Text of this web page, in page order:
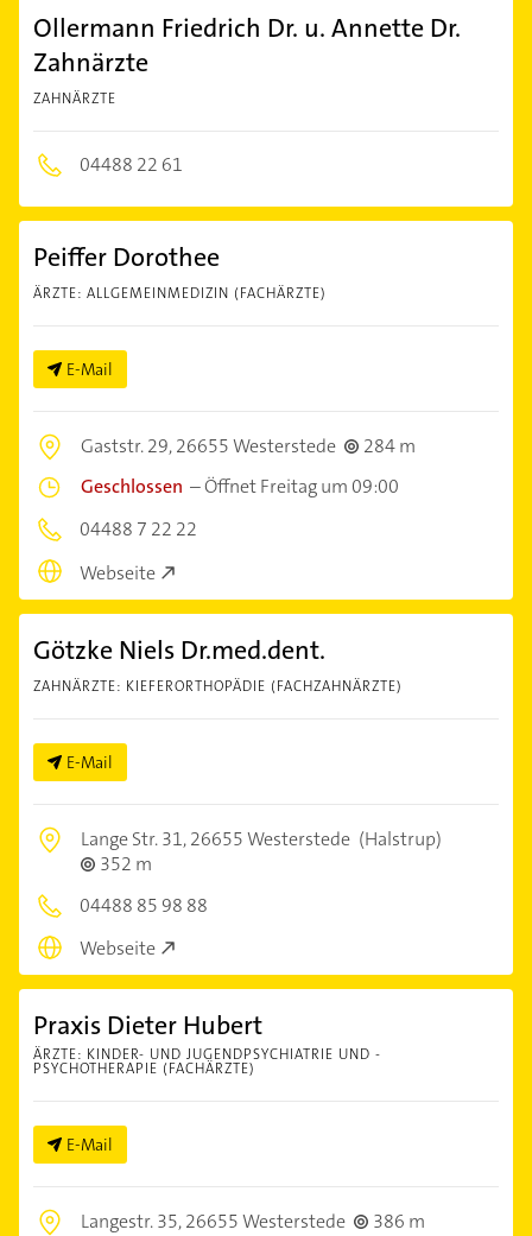
Ollermann Friedrich Dr. u. Annette Dr.
Zahnärzte
ZAHNÄRZTE
04488 22 61
Peiffer Dorothee
ÄRZTE: ALLGEMEINMEDIZIN (FACHÄRZTE)
E-Mail
Gaststr. 29,26655 Westerstede
284 m
Geschlossen –Öffnet Freitag um 09:00
04488 7 22 22
Webseite
Götzke Niels Dr.med.dent.
ZAHNÄRZTE: KIEFERORTHOPÄDIE (FACHZAHNÄRZTE)
E-Mail
Lange Str. 31,26655 Westerstede (Halstrup)
352 m
04488 85 98 88
Webseite
Praxis Dieter Hubert
ÄRZTE: KINDER- UND JUGENDPSYCHIATRIE UND -
PSYCHOTHERAPIE (FACHÄRZTE)
E-Mail
Langestr. 35,26655 Westerstede
386 m